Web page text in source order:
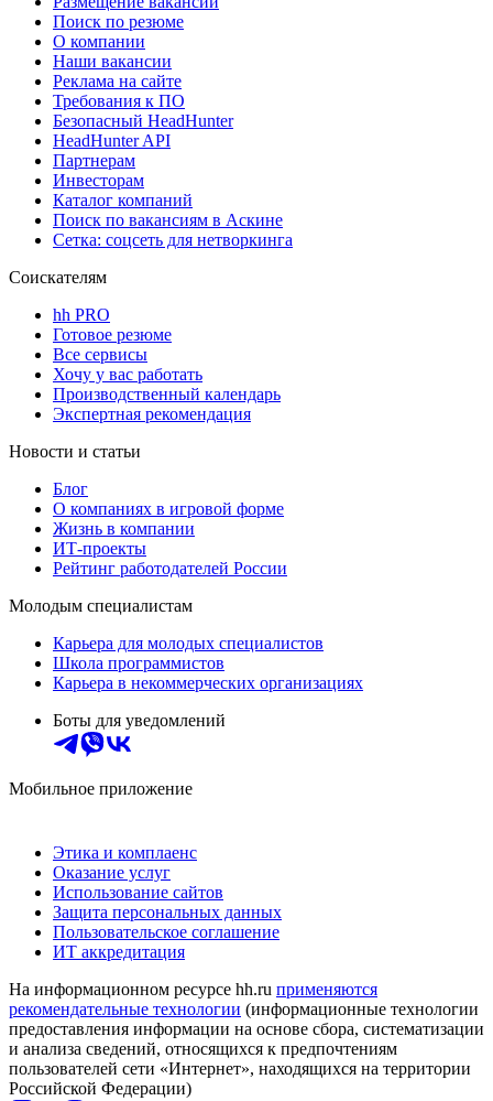
Поиск по резюме
О компании
Наши вакансии
Реклама на сайте
Требования к ПО
Безопасный HeadHunter
HeadHunter API
Партнерам
Инвесторам
Каталог компаний
Поиск по вакансиям в Аскине
Сетка: соцсеть для нетворкинга
Соискателям
hh PRO
Готовое резюме
Все сервисы
Хочу у вас работать
Производственный календарь
Экспертная рекомендация
Новости и статьи
Блог
О компаниях в игровой форме
Жизнь в компании
ИТ-проекты
Рейтинг работодателей России
Молодым специалистам
Карьера для молодых специалистов
Школа программистов
Карьера в некоммерческих организациях
Боты для уведомлений
Мобильное приложение
Этика и комплаенс
Оказание услуг
Использование сайтов
Защита персональных данных
Пользовательское соглашение
ИТ аккредитация
На информационном ресурсе hh.ru применяются
рекомендательные технологии (информационные технологии
предоставления информации на основе сбора, систематизации
и анализа сведений, относящихся к предпочтениям
пользователей сети «Интернет», находящихся на территории
Российской Федерации)